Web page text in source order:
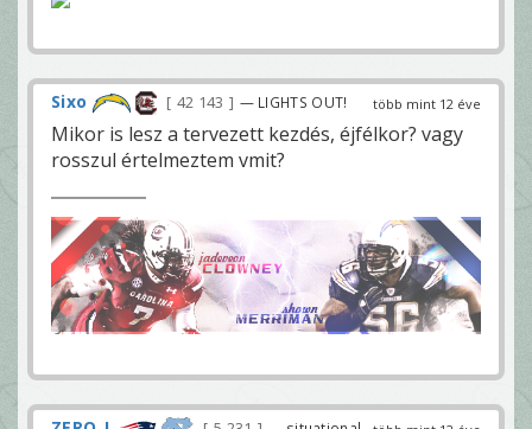
több mint 12 éve
Sixo 42 143 — LIGHTS OUT!
Mikor is lesz a tervezett kezdés, éjfélkor? vagy
rosszul értelmeztem vmit?